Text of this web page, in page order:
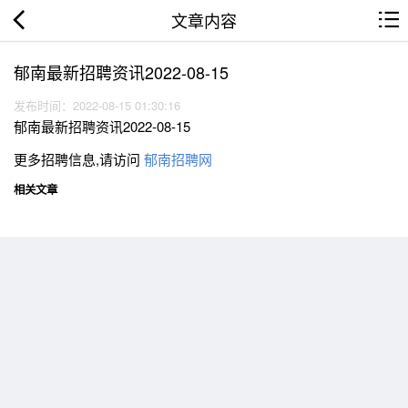
文章内容
郁南最新招聘资讯2022-08-15
发布时间：2022-08-15 01:30:16
郁南最新招聘资讯2022-08-15
更多招聘信息,请访问 郁南招聘网
相关文章